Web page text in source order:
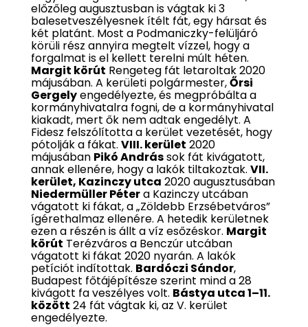
előzőleg augusztusban is vágtak ki 3
balesetveszélyesnek ítélt fát, egy hársat és
két platánt. Most a Podmaniczky-felüljáró
körüli rész annyira megtelt vízzel, hogy a
forgalmat is el kellett terelni múlt héten.
Margit körút Rengeteg fát letaroltak 2020
májusában. A kerületi polgármester,Őrsi
Gergelyengedélyezte, és megpróbálta a
kormányhivatalra fogni, de a kormányhivatal
kiakadt, mert ők nem adtak engedélyt. A
Fidesz felszólította a kerület vezetését, hogy
pótolják a fákat. VIII. kerület 2020
májusában Pikó Andrássok fát kivágatott,
annak ellenére, hogy a lakók tiltakoztak. VII.
kerület, Kazinczy utca 2020 augusztusában
Niedermüller Pétera Kazinczy utcában
vágatott ki fákat, a „Zöldebb Erzsébetváros”
ígérethalmaz ellenére. A hetedik kerületnek
ezen a részén is állt a víz esőzéskor. Margit
körút Terézváros a Benczúr utcában
vágatott ki fákat 2020 nyarán. A lakók
petíciót indítottak. Bardóczi Sándor,
Budapest főtájépítésze szerint mind a 28
kivágott fa veszélyes volt. Bástya utca 1–11.
között 24 fát vágtak ki, az V. kerület
engedélyezte.